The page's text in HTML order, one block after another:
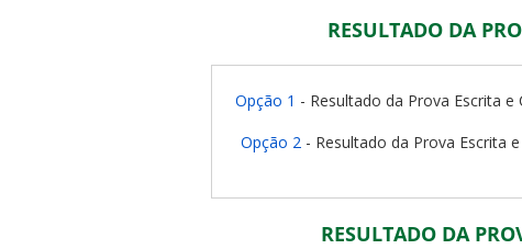
RESULTADO DA
Opção 1 - Resultado da Prova Escrita
Opção 2- Resultado da Prova Escrita
RESULTADO DA